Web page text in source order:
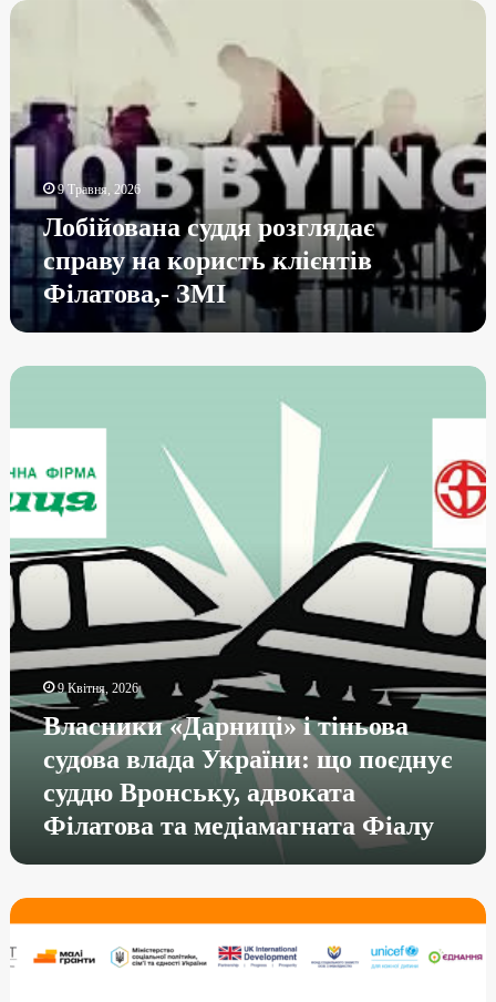
9 Травня, 2026
Лобійована суддя розглядає
справу на користь клієнтів
Філатова,- ЗМІ
9 Квітня, 2026
Власники «Дарниці» і тіньова
судова влада України: що поєднує
суддю Вронську, адвоката
Філатова та медіамагната Фіалу